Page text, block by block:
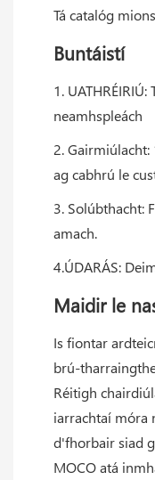
Tá catalóg
Buntáistí
1.
neamhspleách
2.
ag cabhrú le
3. Solúbthacht:
amach.
4.ÚDARÁS:
Maidir le
Is fiontar
brú-
Réitigh
iarrachtaí móra
d'fhorbair siad
MOCO atá